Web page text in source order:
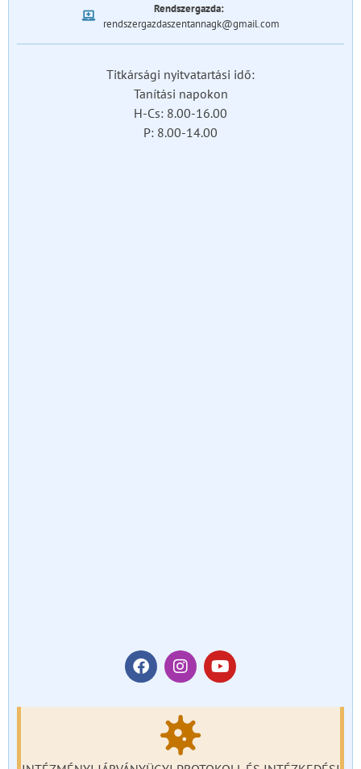
Rendszergazda:
rendszergazdaszentannagk@gmail.com
Titkársági nyitvatartási idő:
Tanítási napokon
H-Cs: 8.00-16.00
P: 8.00-14.00